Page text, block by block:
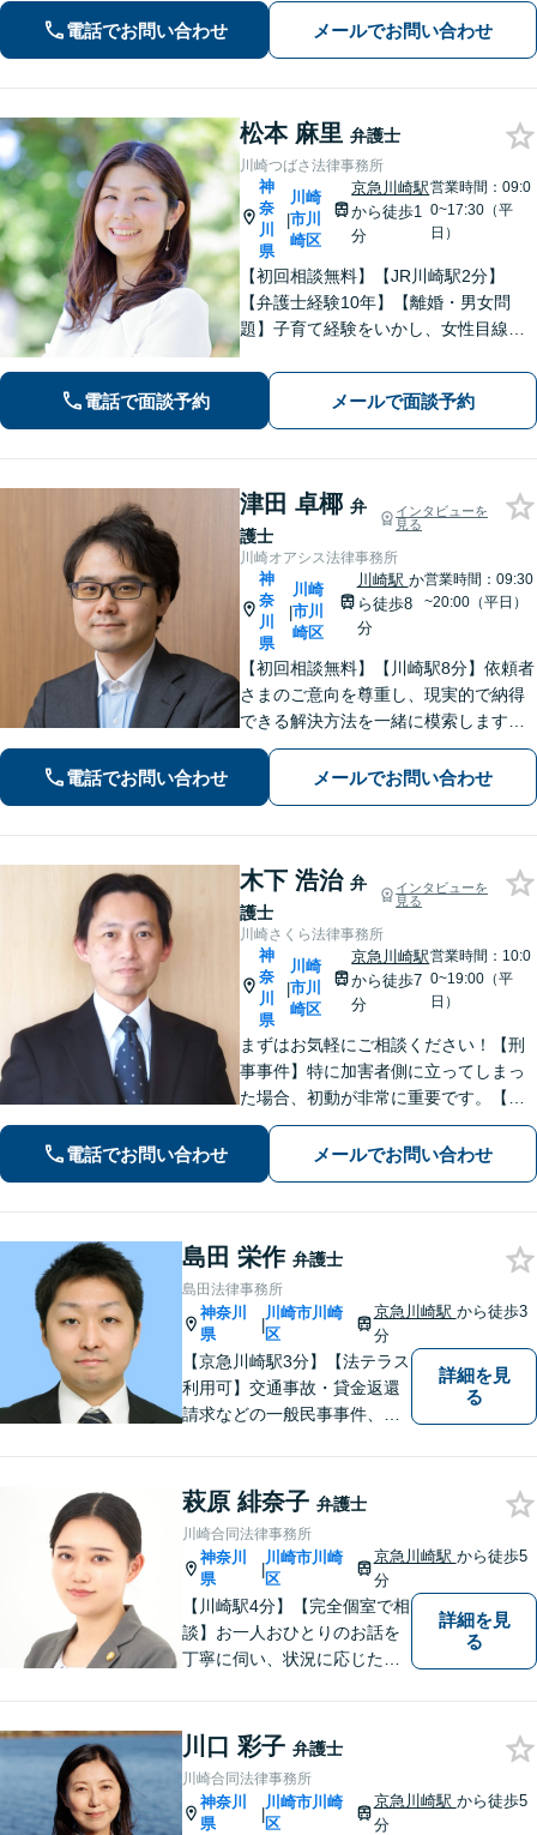
す。ぜひご相談ください
電話でお問い合わせ メールでお問い合わせ
松本 麻里 弁護士
川崎つばさ法律事務所
神
奈
川
県
|
川崎
市川
崎区
京急川崎駅
から徒歩1
分
営業時間：09:0
0~17:30（平
日）
【初回相談無料】【JR川崎駅2分】
【弁護士経験10年】【離婚・男女問
題】子育て経験をいかし、女性目線で
ブルの防止に注力しています。遺言書
作成、家族信託、成年後見人などご相
談ください。【土日祝対応可】
電話で面談予約 メールで面談予約
津田 卓椰 弁
護士
インタビューを
見る
川崎オアシス法律事務所
神
奈
川
県
|
川崎
市川
崎区
川崎駅 か
ら徒歩8
分
営業時間：09:30
~20:00（平日）
【初回相談無料】【川崎駅8分】依頼者
さまのご意向を尊重し、現実的で納得
できる解決方法を一緒に模索します
【離婚問題】調停・訴訟対応に豊富な
実績あり。人生の再出発を全力で応援
いたします【借金問題】状況を整理
電話でお問い合わせ メールでお問い合わせ
木下 浩治 弁
護士
インタビューを
見る
川崎さくら法律事務所
神
奈
川
県
|
川崎
市川
崎区
京急川崎駅
から徒歩7
分
営業時間：10:0
0~19:00（平
日）
まずはお気軽にご相談ください！【刑
事事件】特に加害者側に立ってしまっ
た場合、初動が非常に重要です。【借
金・債務整理】あなたに最適な債務整
理をご提案します。【離婚問題】協
議・調停、不貞慰謝料、財産分与、養
電話でお問い合わせ メールでお問い合わせ
島田 栄作 弁護士
島田法律事務所
神奈川
県
|
川崎市川崎
区
京急川崎駅 から徒歩3
分
【京急川崎駅3分】【法テラス
利用可】交通事故・貸金返還
請求などの一般民事事件、離
人再生などの債務整理事件、
さらには刑事事件等幅広い分
野を取り扱っております。お
気軽にご相談ください【休
日・夜間相談可】
詳細を見
る
萩原 緋奈子 弁護士
川崎合同法律事務所
神奈川
県
|
川崎市川崎
区
京急川崎駅 から徒歩5
分
【川崎駅4分】【完全個室で相
談】お一人おひとりのお話を
丁寧に伺い、状況に応じた解
これからの人生を諦めなくて
済むよう、精一杯お手伝いさ
せていただきます。【休日・
夜間面談可】
詳細を見
る
川口 彩子 弁護士
川崎合同法律事務所
神奈川
県
|
川崎市川崎
区
京急川崎駅 から徒歩5
分